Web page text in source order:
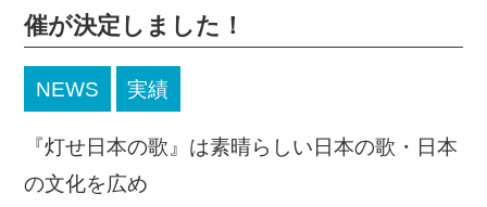
催が決定しました！
NEWS 実績
『灯せ日本の歌』は素晴らしい日本の歌・日本
の文化を広め